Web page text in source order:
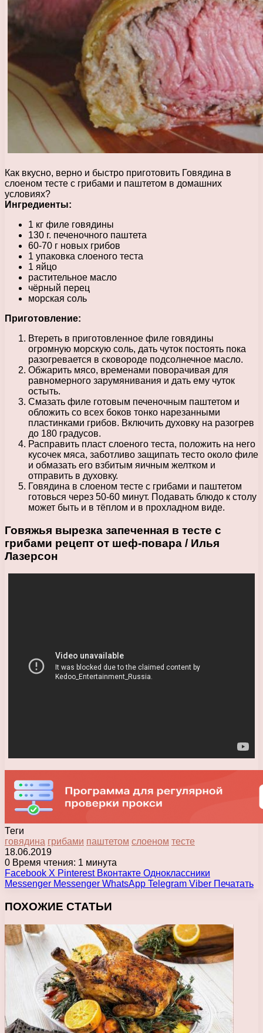
Как вкусно, верно и быстро приготовить Говядина в
слоеном тесте с грибами и паштетом в домашних
условиях?
Ингредиенты:
1 кг филе говядины
130 г. печеночного паштета
60-70 г новых грибов
1 упаковка слоеного теста
1 яйцо
растительное масло
чёрный перец
морская соль
Приготовление:
Втереть в приготовленное филе говядины
огромную морскую соль, дать чуток постоять пока
разогревается в сковороде подсолнечное масло.
Обжарить мясо, временами поворачивая для
равномерного зарумянивания и дать ему чуток
остыть.
Смазать филе готовым печеночным паштетом и
обложить со всех боков тонко нарезанными
пластинками грибов. Включить духовку на разогрев
до 180 градусов.
Расправить пласт слоеного теста, положить на него
кусочек мяса, заботливо защипать тесто около филе
и обмазать его взбитым яичным желтком и
отправить в духовку.
Говядина в слоеном тесте с грибами и паштетом
готовься через 50-60 минут. Подавать блюдо к столу
может быть и в тёплом и в прохладном виде.
Говяжья вырезка запеченная в тесте с
грибами рецепт от шеф-повара / Илья
Лазерсон
Теги
говядина грибами паштетом слоеном тесте
18.06.2019
0 Время чтения: 1 минута
Facebook X Pinterest Вконтакте Одноклассники
Messenger Messenger WhatsApp Telegram Viber Печатать
ПОХОЖИЕ СТАТЬИ